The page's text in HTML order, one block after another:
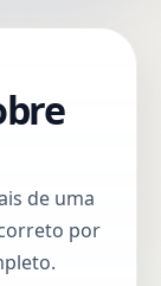
de uma
por